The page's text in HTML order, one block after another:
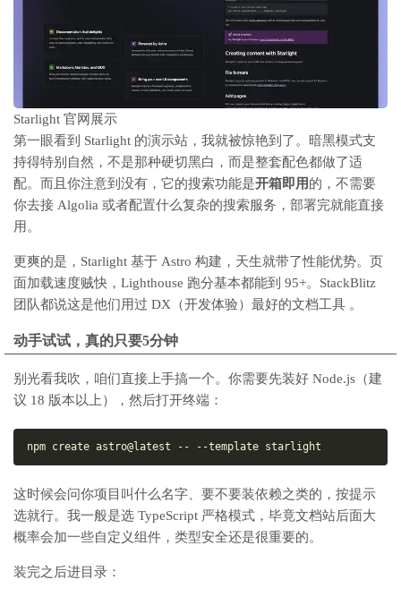
Starlight 官网展示
第一眼看到 Starlight 的演示站，我就被惊艳到了。暗黑模式支
持得特别自然，不是那种硬切黑白，而是整套配色都做了适
配。而且你注意到没有，它的搜索功能是开箱即用的，不需要
你去接 Algolia 或者配置什么复杂的搜索服务，部署完就能直接
用。
更爽的是，Starlight 基于 Astro 构建，天生就带了性能优势。页
面加载速度贼快，Lighthouse 跑分基本都能到 95+。StackBlitz
团队都说这是他们用过 DX（开发体验）最好的文档工具 。
动手试试，真的只要5分钟
别光看我吹，咱们直接上手搞一个。你需要先装好 Node.js（建
议 18 版本以上），然后打开终端：
npm create astro@latest -- --template starlight
这时候会问你项目叫什么名字、要不要装依赖之类的，按提示
选就行。我一般是选 TypeScript 严格模式，毕竟文档站后面大
概率会加一些自定义组件，类型安全还是很重要的。
装完之后进目录：